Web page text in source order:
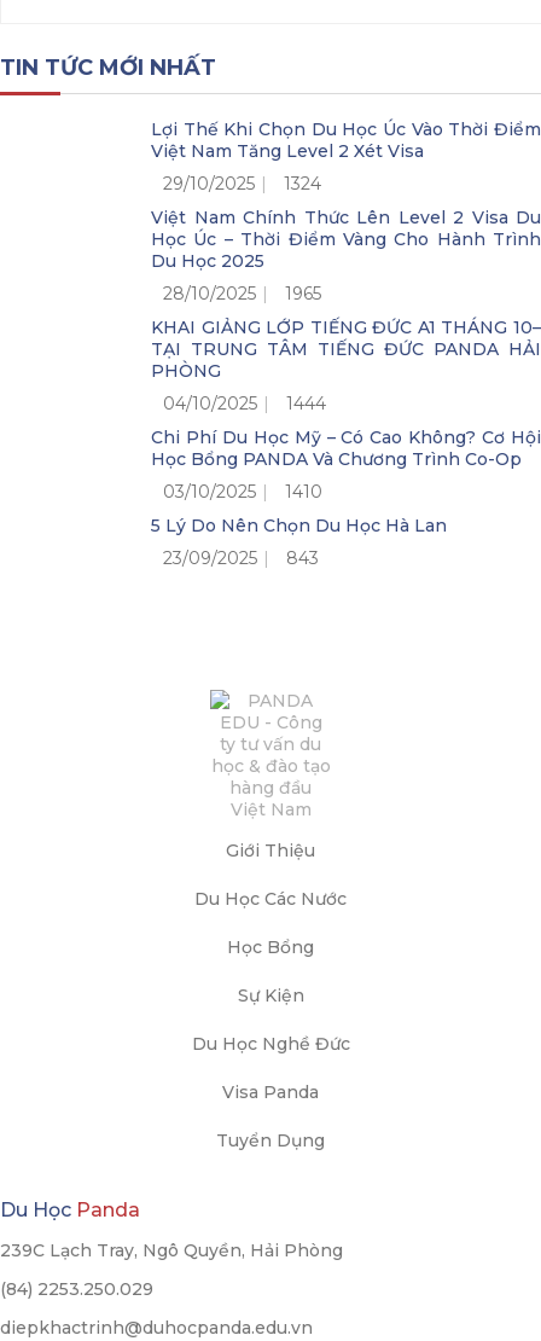
TIN TỨC MỚI NHẤT
Lợi Thế Khi Chọn Du Học Úc Vào Thời Điểm
Việt Nam Tăng Level 2 Xét Visa
29/10/2025
1324
Việt Nam Chính Thức Lên Level 2 Visa Du
Học Úc – Thời Điểm Vàng Cho Hành Trình
Du Học 2025
28/10/2025
1965
KHAI GIẢNG LỚP TIẾNG ĐỨC A1 THÁNG 10–
TẠI TRUNG TÂM TIẾNG ĐỨC PANDA HẢI
PHÒNG
04/10/2025
1444
Chi Phí Du Học Mỹ – Có Cao Không? Cơ Hội
Học Bổng PANDA Và Chương Trình Co-Op
03/10/2025
1410
5 Lý Do Nên Chọn Du Học Hà Lan
23/09/2025
843
Giới Thiệu
Du Học Các Nước
Học Bổng
Sự Kiện
Du Học Nghề Đức
Visa Panda
Tuyển Dụng
Du Học Panda
239C Lạch Tray, Ngô Quyền, Hải Phòng
(84) 2253.250.029
diepkhactrinh@duhocpanda.edu.vn